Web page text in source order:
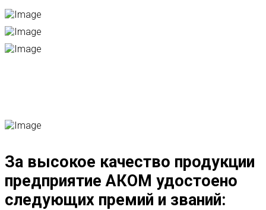
За высокое качество продукции
предприятие АКОМ удостоено
следующих премий и званий: